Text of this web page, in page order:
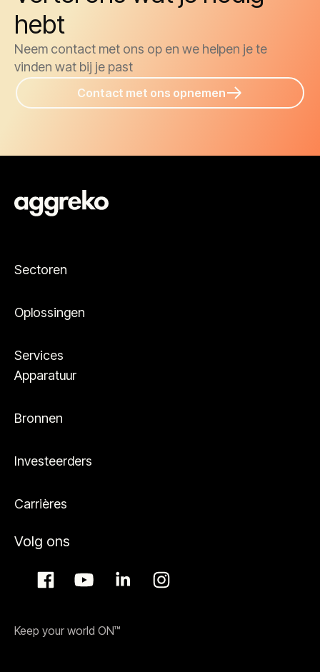
hebt
Neem contact met ons op en we helpen je te
vinden wat bij je past
Contact met ons opnemen
Sectoren
Oplossingen
Services
Apparatuur
Bronnen
Investeerders
Carrières
Volg ons
Keep your world ON™